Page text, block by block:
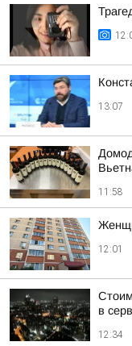
13:07
11:58
12:01
в
12:34